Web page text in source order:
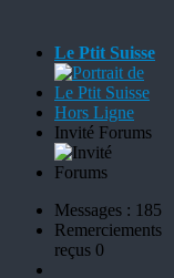
Le Ptit Suisse
Hors Ligne
Invité Forums
Messages : 185
Remerciements
reçus 0